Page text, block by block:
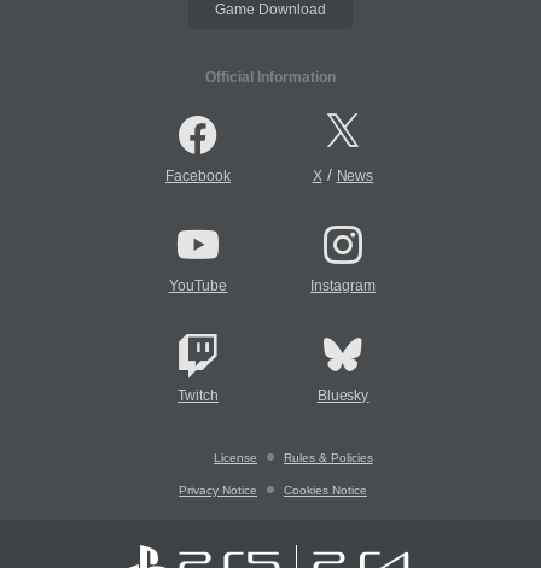
Game Download
Official Information
Facebook X/ News
YouTube Instagram
Twitch Bluesky
License Rules & Policies
Privacy Notice Cookies Notice